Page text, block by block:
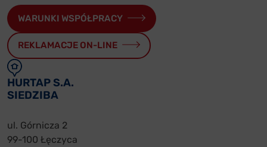
WARUNKI WSPÓŁPRACY
REKLAMACJE ON-LINE
HURTAP S.A.
SIEDZIBA
ul. Górnicza 2
99-100 Łęczyca